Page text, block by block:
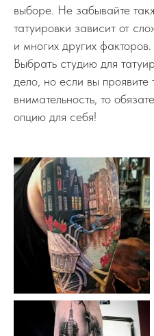
выборе. Не забывайте
татуировки зависит от
и многих других факторов.
Выбрать студию для
дело, но если вы проявите
внимательность, то
опцию для себя!